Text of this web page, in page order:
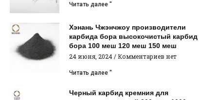
Читать далее "
Хэнань Чжэнчжоу производители
карбида бора высокочистый карбид
бора 100 меш 120 меш 150 меш
24 июня, 2024
Комментариев нет
Читать далее "
Черный карбид кремния для